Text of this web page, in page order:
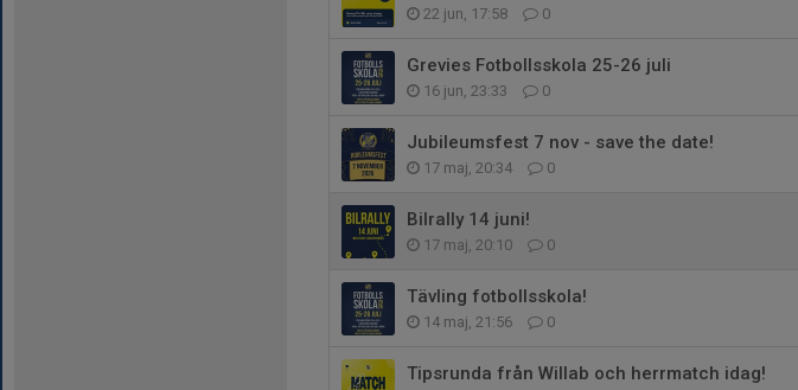
22 jun, 17:58 0
Grevies Fotbollsskola 25-26 juli
16 jun, 23:33 0
Jubileumsfest 7 nov - save the date!
17 maj, 20:34 0
Bilrally 14 juni!
17 maj, 20:10 0
Tävling fotbollsskola!
14 maj, 21:56 0
Tipsrunda från Willab och herrmatch idag!